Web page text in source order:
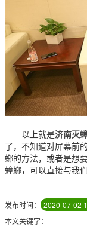
以上就是济南灭
了，不知道对屏幕前
螂的方法，或者是想
蟑螂，可以直接与我
发布时间：
2020-07-02
本文关键字：